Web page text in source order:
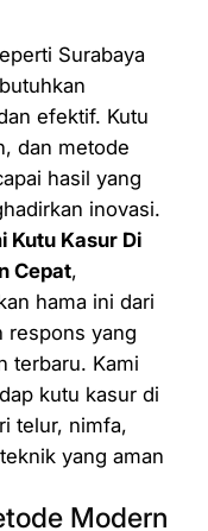
Surabaya
efektif. Kutu
dan metode
hasil yang
inovasi.
Kutu Kasur Di
Cepat,
hama ini dari
respons yang
terbaru. Kami
kutu kasur di
telur, nimfa,
yang aman
Modern